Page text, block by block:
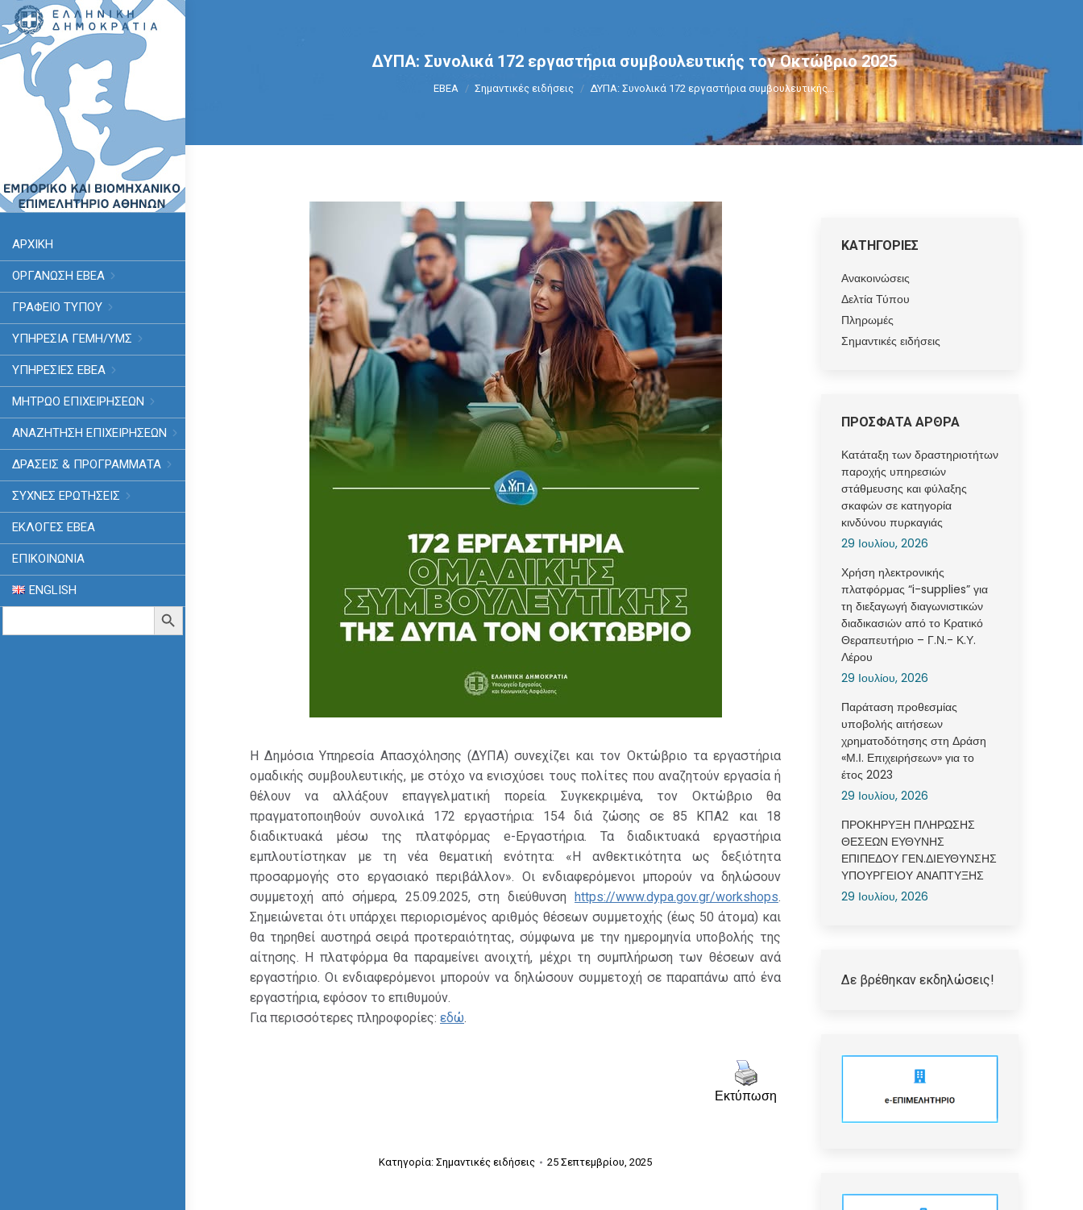
ΑΡΧΙΚΗ
ΟΡΓΑΝΩΣΗ ΕΒΕΑ
ΓΡΑΦΕΙΟ ΤΥΠΟΥ
ΥΠΗΡΕΣΊΑ ΓΕΜΗ/ΥΜΣ
ΥΠΗΡΕΣΙΕΣ ΕΒΕΑ
ΜΗΤΡΩΟ ΕΠΙΧΕΙΡΗΣΕΩΝ
ΑΝΑΖΗΤΗΣΗ ΕΠΙΧΕΙΡΗΣΕΩΝ
ΔΡΑΣΕΙΣ & ΠΡΟΓΡΑΜΜΑΤΑ
ΣΥΧΝΕΣ ΕΡΩΤΗΣΕΙΣ
ΕΚΛΟΓΈΣ ΕΒΕΑ
ΕΠΙΚΟΙΝΩΝΙΑ
ENGLISH
Search
Search Button
ΔΥΠΑ: Συνολικά 172 εργαστήρια συμβουλευτικής τον Οκτώβριο 2025
You are here:
ΕΒΕΑ Σημαντικές ειδήσεις ΔΥΠΑ: Συνολικά 172 εργαστήρια συμβουλευτικής…
Η Δημόσια Υπηρεσία Απασχόλησης (ΔΥΠΑ) συνεχίζει και τον Οκτώβριο τα εργαστήρια
ομαδικής συμβουλευτικής, με στόχο να ενισχύσει τους πολίτες που αναζητούν εργασία ή
θέλουν να αλλάξουν επαγγελματική πορεία. Συγκεκριμένα, τον Οκτώβριο θα
πραγματοποιηθούν συνολικά 172 εργαστήρια: 154 διά ζώσης σε 85 ΚΠΑ2 και 18
διαδικτυακά μέσω της πλατφόρμας e-Εργαστήρια. Τα διαδικτυακά εργαστήρια
εμπλουτίστηκαν με τη νέα θεματική ενότητα: «Η ανθεκτικότητα ως δεξιότητα
προσαρμογής στο εργασιακό περιβάλλον». Οι ενδιαφερόμενοι μπορούν να δηλώσουν
συμμετοχή από σήμερα, 25.09.2025, στη διεύθυνση https://www.dypa.gov.gr/workshops.
Σημειώνεται ότι υπάρχει περιορισμένος αριθμός θέσεων συμμετοχής (έως 50 άτομα) και
θα τηρηθεί αυστηρά σειρά προτεραιότητας, σύμφωνα με την ημερομηνία υποβολής της
αίτησης. Η πλατφόρμα θα παραμείνει ανοιχτή, μέχρι τη συμπλήρωση των θέσεων ανά
εργαστήριο. Οι ενδιαφερόμενοι μπορούν να δηλώσουν συμμετοχή σε παραπάνω από ένα
εργαστήρια, εφόσον το επιθυμούν.
Για περισσότερες πληροφορίες: εδώ.
Εκτύπωση
Κατηγορία: Σημαντικές ειδήσεις 25 Σεπτεμβρίου, 2025
ΚΑΤΗΓΟΡΙΕΣ
Ανακοινώσεις
Δελτία Τύπου
Πληρωμές
Σημαντικές ειδήσεις
ΠΡΟΣΦΑΤΑ ΑΡΘΡΑ
Κατάταξη των δραστηριοτήτων
παροχής υπηρεσιών
στάθμευσης και φύλαξης
σκαφών σε κατηγορία
κινδύνου πυρκαγιάς
29 Ιουλίου, 2026
Χρήση ηλεκτρονικής
πλατφόρμας “i-supplies” για
τη διεξαγωγή διαγωνιστικών
διαδικασιών από το Κρατικό
Θεραπευτήριο – Γ.Ν.- Κ.Υ.
Λέρου
29 Ιουλίου, 2026
Παράταση προθεσμίας
υποβολής αιτήσεων
χρηματοδότησης στη Δράση
«Μ.Ι. Επιχειρήσεων» για το
έτος 2023
29 Ιουλίου, 2026
ΠΡΟΚΗΡΥΞΗ ΠΛΗΡΩΣΗΣ
ΘΕΣΕΩΝ ΕΥΘΥΝΗΣ
ΕΠΙΠΕΔΟΥ ΓΕΝ.ΔΙΕΥΘΥΝΣΗΣ
ΥΠΟΥΡΓΕΙΟΥ ΑΝΑΠΤΥΞΗΣ
29 Ιουλίου, 2026
Δε βρέθηκαν εκδηλώσεις!